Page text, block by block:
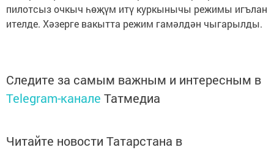
пилотсыз очкыч һөҗүм итү куркынычы режимы игълан
ителде. Хәзерге вакытта режим гамәлдән чыгарылды.
Следите за самым важным и интересным в
Telegram-канале Татмедиа
Читайте новости Татарстана в